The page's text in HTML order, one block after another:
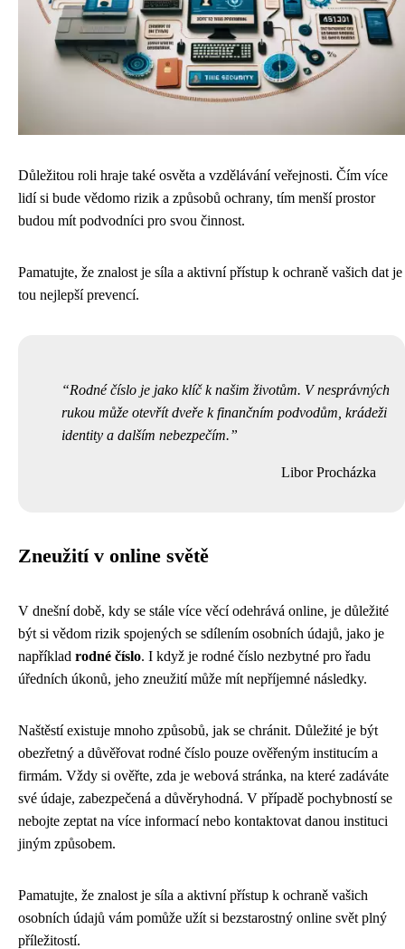
Důležitou roli hraje také osvěta a vzdělávání veřejnosti. Čím více
lidí si bude vědomo rizik a způsobů ochrany, tím menší prostor
budou mít podvodníci pro svou činnost.
Pamatujte, že znalost je síla a aktivní přístup k ochraně vašich dat je
tou nejlepší prevencí.
Rodné číslo je jako klíč k našim životům. V nesprávných
rukou může otevřít dveře k finančním podvodům, krádeži
identity a dalším nebezpečím.
Libor Procházka
Zneužití v online světě
V dnešní době, kdy se stále více věcí odehrává online, je důležité
být si vědom rizik spojených se sdílením osobních údajů, jako je
například rodné číslo. I když je rodné číslo nezbytné pro řadu
úředních úkonů, jeho zneužití může mít nepříjemné následky.
Naštěstí existuje mnoho způsobů, jak se chránit. Důležité je být
obezřetný a důvěřovat rodné číslo pouze ověřeným institucím a
firmám. Vždy si ověřte, zda je webová stránka, na které zadáváte
své údaje, zabezpečená a důvěryhodná. V případě pochybností se
nebojte zeptat na více informací nebo kontaktovat danou instituci
jiným způsobem.
Pamatujte, že znalost je síla a aktivní přístup k ochraně vašich
osobních údajů vám pomůže užít si bezstarostný online svět plný
příležitostí.